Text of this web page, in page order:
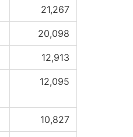
21,267
20,098
12,913
12,095
10,827